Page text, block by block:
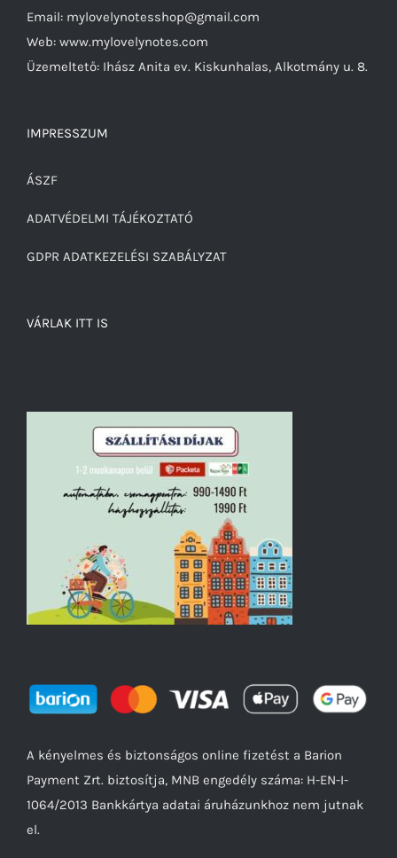
Email: mylovelynotesshop@gmail.com
Web: www.mylovelynotes.com
Üzemeltető: Ihász Anita ev. Kiskunhalas, Alkotmány u. 8.
IMPRESSZUM
ÁSZF
ADATVÉDELMI TÁJÉKOZTATÓ
GDPR ADATKEZELÉSI SZABÁLYZAT
VÁRLAK ITT IS
A kényelmes és biztonságos online fizetést a Barion
Payment Zrt. biztosítja, MNB engedély száma: H-EN-I-
1064/2013 Bankkártya adatai áruházunkhoz nem jutnak
el.